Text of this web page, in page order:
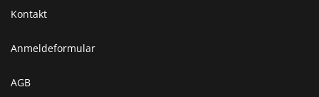
Kontakt
Anmeldeformular
AGB